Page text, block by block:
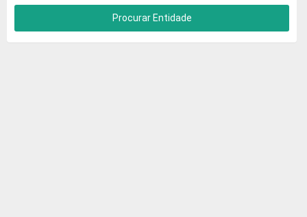
Procurar Entidade